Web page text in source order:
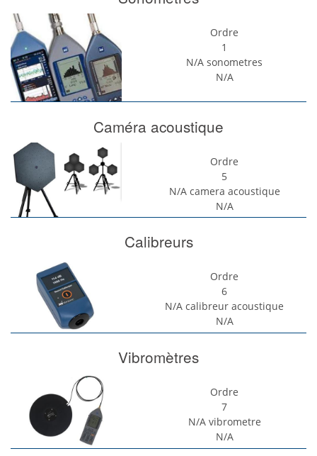
Ordre
1
N/A sonometres
N/A
Caméra acoustique
Ordre
5
N/A camera acoustique
N/A
Calibreurs
Ordre
6
N/A calibreur acoustique
N/A
Vibromètres
Ordre
7
N/A vibrometre
N/A